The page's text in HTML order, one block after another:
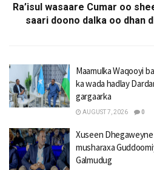
Ra’isul wasaare Cumar oo
saari doono dalka oo dhan
Maamulka Waqooyi
ka wada hadlay
gargaarka
AUGUST 7, 2026 0
Xuseen
musharaxa
Galmudug